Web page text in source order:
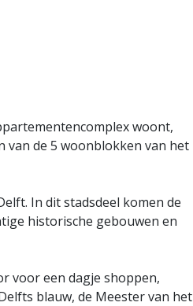
woont,
van de 5 woonblokken van het
In dit stadsdeel komen de
historische gebouwen en
voor een dagje shoppen,
blauw, de Meester van het